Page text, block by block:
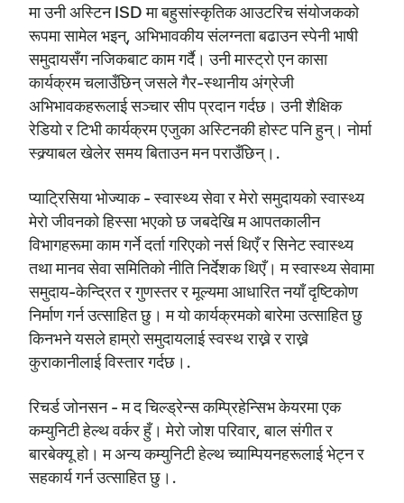
मा उनी अस्टिन ISD मा बहुसांस्कृतिक आउटरिच संयोजकको
रूपमा सामेल भइन्, अभिभावकीय संलग्नता बढाउन स्पेनी भाषी
समुदायसँग नजिकबाट काम गर्दै। उनी मास्ट्रो एन कासा
कार्यक्रम चलाउँछिन् जसले गैर-स्थानीय अंग्रेजी
अभिभावकहरूलाई सञ्चार सीप प्रदान गर्दछ। उनी शैक्षिक
रेडियो र टिभी कार्यक्रम एजुका अस्टिनकी होस्ट पनि हुन्। नोर्मा
स्क्र्याबल खेलेर समय बिताउन मन पराउँछिन्।.
प्याट्रिसिया भोज्याक - स्वास्थ्य सेवा र मेरो समुदायको स्वास्थ्य
मेरो जीवनको हिस्सा भएको छ जबदेखि म आपतकालीन
विभागहरूमा काम गर्ने दर्ता गरिएको नर्स थिएँ र सिनेट स्वास्थ्य
तथा मानव सेवा समितिको नीति निर्देशक थिएँ। म स्वास्थ्य सेवामा
समुदाय-केन्द्रित र गुणस्तर र मूल्यमा आधारित नयाँ दृष्टिकोण
निर्माण गर्न उत्साहित छु। म यो कार्यक्रमको बारेमा उत्साहित छु
किनभने यसले हाम्रो समुदायलाई स्वस्थ राख्ने र राख्ने
कुराकानीलाई विस्तार गर्दछ।.
रिचर्ड जोनसन - म द चिल्ड्रेन्स कम्प्रिहेन्सिभ केयरमा एक
कम्युनिटी हेल्थ वर्कर हुँ। मेरो जोश परिवार, बाल संगीत र
बारबेक्यू हो। म अन्य कम्युनिटी हेल्थ च्याम्पियनहरूलाई भेट्न र
सहकार्य गर्न उत्साहित छु।.